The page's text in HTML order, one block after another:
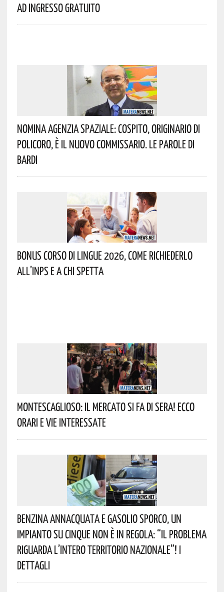
Ad Ingresso Gratuito
Nomina Agenzia Spaziale: Cospito, Originario Di
Policoro, È Il Nuovo Commissario. Le Parole Di
Bardi
Bonus Corso Di Lingue 2026, Come Richiederlo
All’INPS E A Chi Spetta
Montescaglioso: Il Mercato Si Fa Di Sera! Ecco
Orari E Vie Interessate
Benzina Annacquata E Gasolio Sporco, Un
Impianto Su Cinque Non È In Regola: “il Problema
Riguarda L’intero Territorio Nazionale”! I
Dettagli